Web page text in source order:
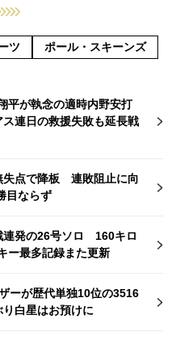
ツ ポール・スキーンズ
平が執念の適時内野安打
連日の救援失敗も延長戦
失点で降板 連敗阻止に向
目ならず
連発の26号ソロ 160キロ
ー最多記録また更新
ーが歴代単独10位の3516
白星はお預けに